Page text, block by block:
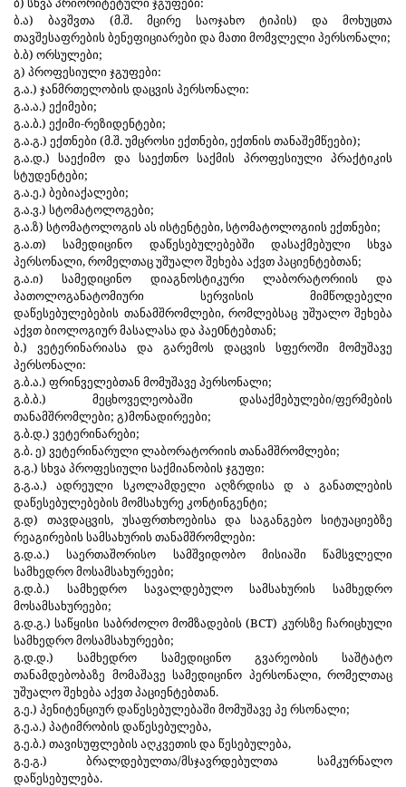
ბ.ა) ბავშვთა (მ.შ. მცირე საოჯახო ტიპის) და მოხუცთა
თავშესაფრების ბენეფიციარები და მათი მომვლელი პერსონალი;
ბ.ბ) ორსულები;
გ) პროფესიული ჯგუფები:
გ.ა.) ჯანმრთელობის დაცვის პერსონალი:
გ.ა.ა.) ექიმები;
გ.ა.ბ.) ექიმი-რეზიდენტები;
გ.ა.გ.) ექთნები (მ.შ. უმცროსი ექთნები, ექთნის თანაშემწეები);
გ.ა.დ.) საექიმო და საექთნო საქმის პროფესიული პრაქტიკის
სტუდენტები;
გ.ა.ე.) ბებიაქალები;
გ.ა.ვ.) სტომატოლოგები;
გ.ა.ზ) სტომატოლოგის ას ისტენტები, სტომატოლოგიის ექთნები;
გ.ა.თ) სამედიცინო დაწესებულებებში დასაქმებული სხვა
პერსონალი, რომელთაც უშუალო შეხება აქვთ პაციენტებთან;
გ.ა.ი) სამედიცინო დიაგნოსტიკური ლაბორატორიის და
პათოლოგანატომიური სერვისის მიმწოდებელი
დაწესებულებების თანამშრომლები, რომლებსაც უშუალო შეხება
აქვთ ბიოლოგიურ მასალასა და პაე0ნტებთან;
ბ.) ვეტერინარიასა და გარემოს დაცვის სფეროში მომუშავე
პერსონალი:
გ.ბ.ა.) ფრინველებთან მომუშავე პერსონალი;
გ.ბ.ბ.) მეცხოველეობაში დასაქმებულები/ფერმების
თანამშრომლები; გ)მონადირეები;
გ.ბ.დ.) ვეტერინარები;
გ.ბ. ე) ვეტერინარული ლაბორატორიის თანამშრომლები;
გ.გ.) სხვა პროფესიული საქმიანობის ჯგუფი:
გ.გ.ა.) ადრეული სკოლამდელი აღზრდისა დ ა განათლების
დაწესებულებების მომსახურე კონტინგენტი;
გ.დ) თავდაცვის, უსაფრთხოებისა და საგანგებო სიტუაციებზე
რეაგირების სამსახურის თანამშრომლები:
გ.დ.ა.) საერთაშორისო სამშვიდობო მისიაში წამსვლელი
სამხედრო მოსამსახურეები;
გ.დ.ბ.) სამხედრო სავალდებულო სამსახურის სამხედრო
მოსამსახურეები;
გ.დ.გ.) საწყისი საბრძოლო მომზადების (BCT) კურსზე ჩარიცხული
სამხედრო მოსამსახურეები;
გ.დ.დ.) სამხედრო სამედიცინო გვარეობის საშტატო
თანამდებობაზე მომაშავე სამედიცინო პერსონალი, რომელთაც
უშუალო შეხება აქვთ პაციენტებთან.
გ.ე.) პენიტენციურ დაწესებულებაში მომუშავე პე რსონალი;
გ.ე.ა.) პატიმრობის დაწესებულება,
გ.ე.ბ.) თავისუფლების აღკვეთის და წესებულება,
გ.ე.გ.) ბრალდებულთა/მსჯავრდებულთა სამკურნალო
დაწესებულება.